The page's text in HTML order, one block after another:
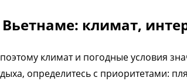
климат,
климат и погодные условия
определитесь с приоритетами: